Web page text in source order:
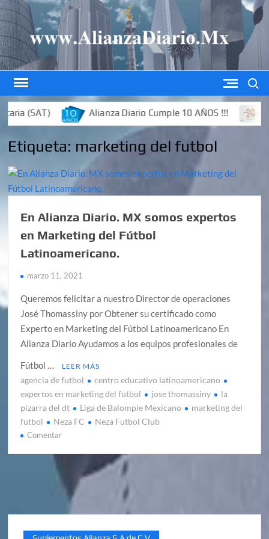
Saltar
al
contenido
(SAT) Alianza Diario Cumple 10 AÑOS !!!
Etiqueta: marketing del futbol
En Alianza Diario. MX somos expertos
en Marketing del Fútbol
Latinoamericano.
marzo 11, 2021
Queremos felicitar a nuestro Director de operaciones
José Thomassiny por Obtener su certificado como
Experto en Marketing del Fútbol Latinoamericano En
Alianza Diario Ayudamos a los equipos profesionales de
Fútbol …
LEER MÁS
agencia de futbol
centro educativo latinoamericano
expertos en marketing del futbol
jose thomassiny
la
pizarra del dt
Liga de Balompie Mexicano
marketing del
futbol
Neza FC Neza Futbol Club
Comentaren
Diario.
MX
somos
expertos